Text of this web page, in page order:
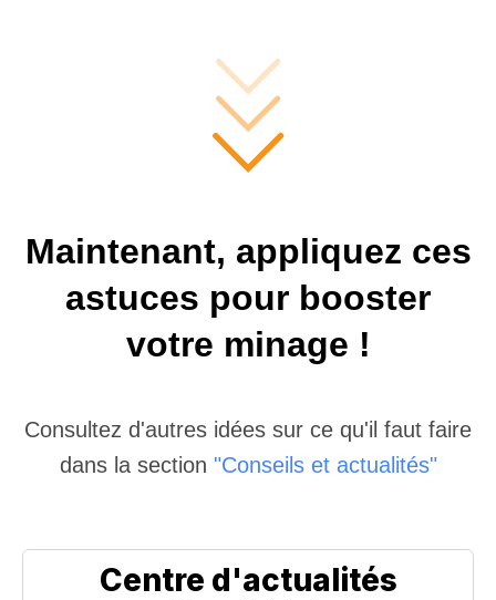
Maintenant, appliquez ces
astuces pour booster
votre minage !
Consultez d'autres idées sur ce qu'il faut faire
dans la section "Conseils et actualités"